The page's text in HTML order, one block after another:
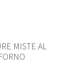
MISTE AL